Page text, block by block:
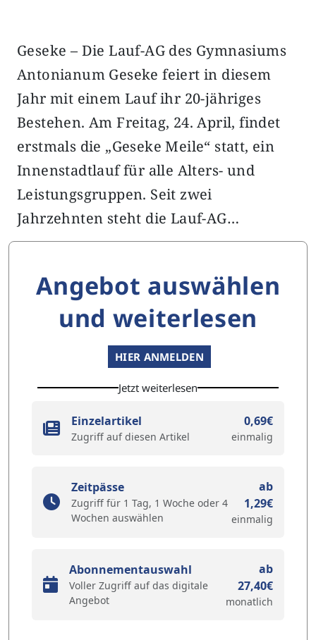
Geseke – Die Lauf-AG des Gymnasiums
Antonianum Geseke feiert in diesem
Jahr mit einem Lauf ihr 20-jähriges
Bestehen. Am Freitag, 24. April, findet
erstmals die „Geseke Meile“ statt, ein
Innenstadtlauf für alle Alters- und
Leistungsgruppen. Seit zwei
Jahrzehnten steht die Lauf-AG…
Angebot auswählen
und weiterlesen
HIER ANMELDEN
Jetzt weiterlesen
Einzelartikel
Zugriff auf diesen Artikel
0,69€
einmalig
Zeitpässe
Zugriff für 1 Tag, 1 Woche oder 4
Wochen auswählen
ab
1,29€
einmalig
Abonnementauswahl
Voller Zugriff auf das digitale
Angebot
ab
27,40€
monatlich